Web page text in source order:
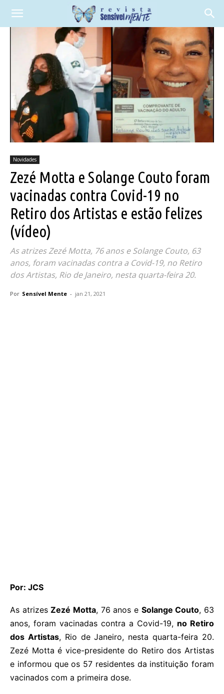
Novidades
Zezé Motta e Solange Couto foram
vacinadas contra Covid-19 no
Retiro dos Artistas e estão felizes
(vídeo)
As atrizes Zezé Motta, 76 anos e Solange Couto, 63
anos, foram vacinadas contra a Covid-19, no Retiro
dos Artistas, Rio de Janeiro, nesta quarta-feira 20.
Por Sensível Mente - jan 21, 2021
Por: JCS
As atrizesZezé Motta, 76 anos e Solange Couto, 63
anos, foram vacinadas contra a Covid-19, no Retiro
dos Artistas, Rio de Janeiro, nesta quarta-feira 20.
Zezé Motta é vice-presidente do Retiro dos Artistas
e informou que os 57 residentes da instituição foram
vacinados com a primeira dose.